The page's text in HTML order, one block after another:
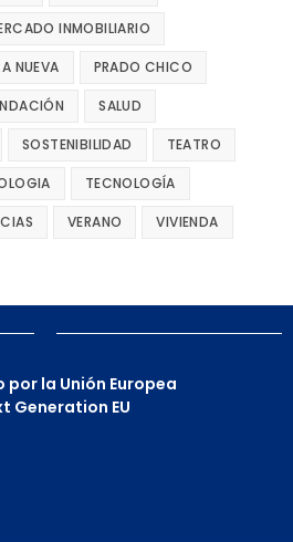
INMOBILIARIO
NUEVA PRADO CHICO
SALUD
SOSTENIBILIDAD TEATRO
TECNOLOGÍA
VERANO VIVIENDA
por la Unión Europea
Generation EU